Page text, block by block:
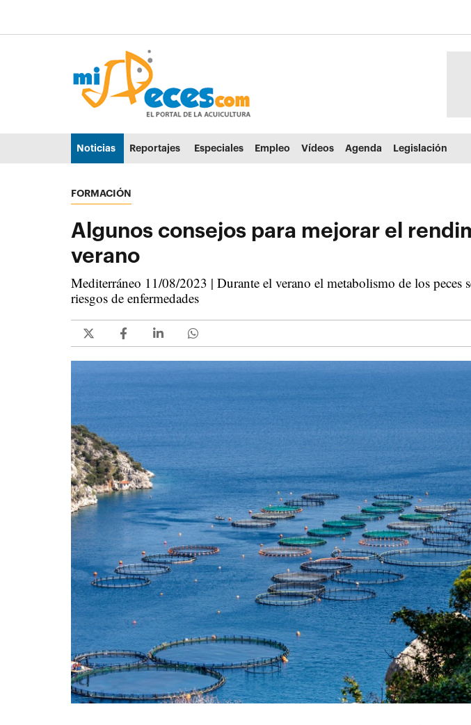
Ir al menú principal (alt + u)
Noticias Reportajes Especiales Empleo Vídeos Agenda Legislación
FORMACIÓN
Algunos consejos para mejorar el
verano
Mediterráneo 11/08/2023 | Durante el verano el metabolismo de los peces
riesgos de enfermedades